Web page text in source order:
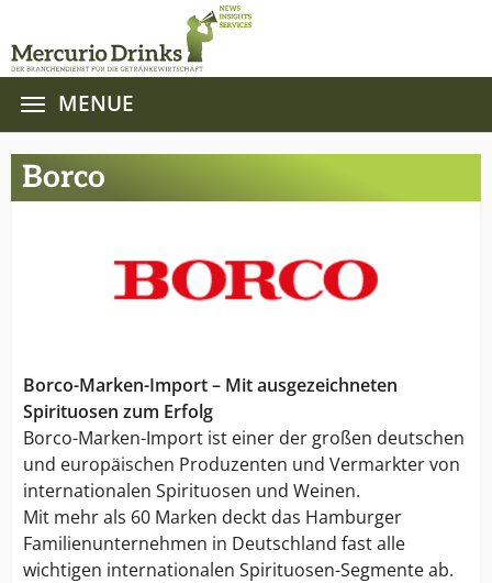
MENUE
Borco
Borco-Marken-Import – Mit ausgezeichneten
Spirituosen zum Erfolg
Borco-Marken-Import ist einer der großen deutschen
und europäischen Produzenten und Vermarkter von
internationalen Spirituosen und Weinen.
Mit mehr als 60 Marken deckt das Hamburger
Familienunternehmen in Deutschland fast alle
wichtigen internationalen Spirituosen-Segmente ab.